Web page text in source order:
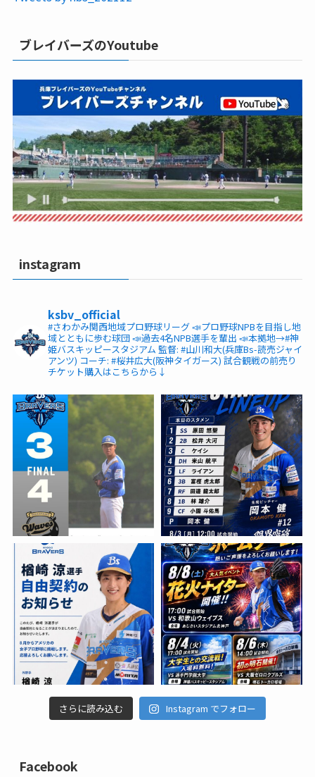
ブレイバーズのYoutube
instagram
ksbv_official
#さわかみ関西地域プロ野球リーグ📣プロ野球NPBを目指し地
域とともに歩む球団📣過去4名NPB選手を輩出 📣本拠地→#神
姫バスキッピースタジアム 監督: #山川和大(兵庫Bs-読売ジャイ
アンツ) コーチ: #桜井広大(阪神タイガース) 試合観戦の前売り
チケット購入はこちらから↓
さらに読み込む Instagram でフォロー
Facebook